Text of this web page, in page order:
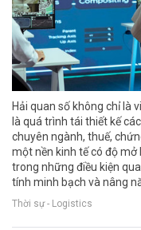
Hải quan số không chỉ là
là quá trình tái thiết kế
chuyên ngành, thuế,
một nền kinh tế có độ
trong những điều kiện
tính minh bạch và nâng
Thời sự - Logistics